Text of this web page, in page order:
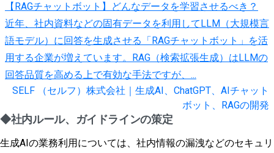
【RAGチャットボット】どんなデータを学習させるべき？
近年、社内資料などの固有データを利用してLLM（大規模言
語モデル）に回答を生成させる「RAGチャットボット」を活
用する企業が増えています。RAG（検索拡張生成）はLLMの
回答品質を高める上で有効な手法ですが、...
SELF （セルフ）株式会社｜生成AI、ChatGPT、AIチャット
ボット、RAGの開発
◆社内ルール、ガイドラインの策定
生成AIの業務利用については、社内情報の漏洩などのセキュリ